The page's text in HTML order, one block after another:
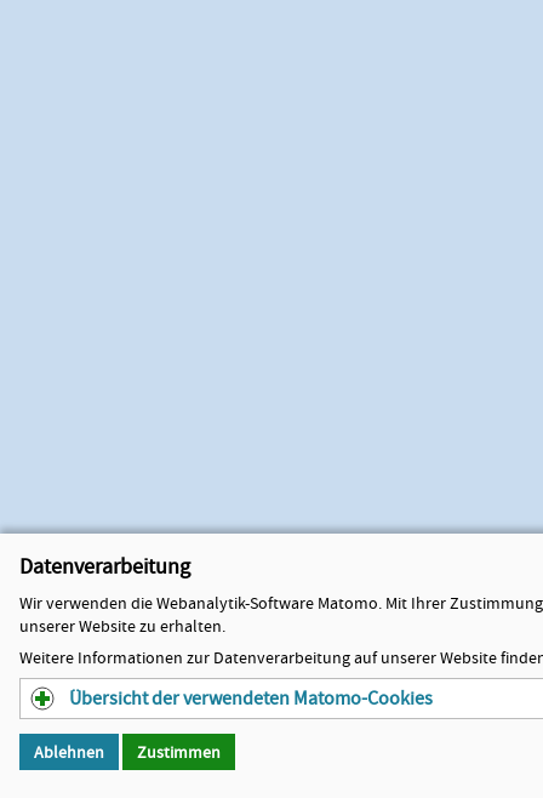
Datenverarbeitung
Wir verwenden die Webanalytik-Software Matomo. Mit Ihrer
unserer Website zu erhalten.
Weitere Informationen zur Datenverarbeitung auf unserer Website
Übersicht der verwendeten Matomo-Cookies
Ablehnen Zustimmen